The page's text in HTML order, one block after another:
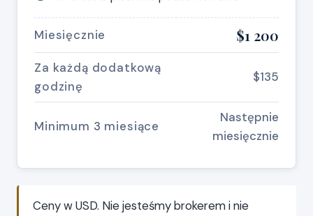
Miesięcznie $1 200
Za każdą dodatkową
godzinę
$135
Minimum 3 miesiące
Następnie
miesięcznie
Ceny w USD. Nie jesteśmy brokerem i nie